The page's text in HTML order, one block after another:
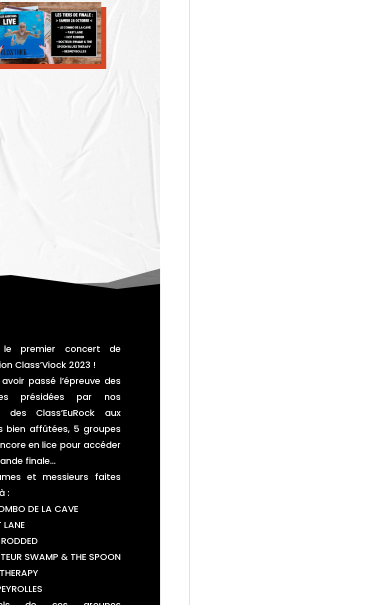
le premier concert de
Class’Viock 2023 !
passé l’épreuve des
présidées par nos
des Class’EuRock aux
bien affûtées, 5 groupes
en lice pour accéder
finale…
et messieurs faites
:
DE LA CAVE
LANE
SWAMP & THE SPOON